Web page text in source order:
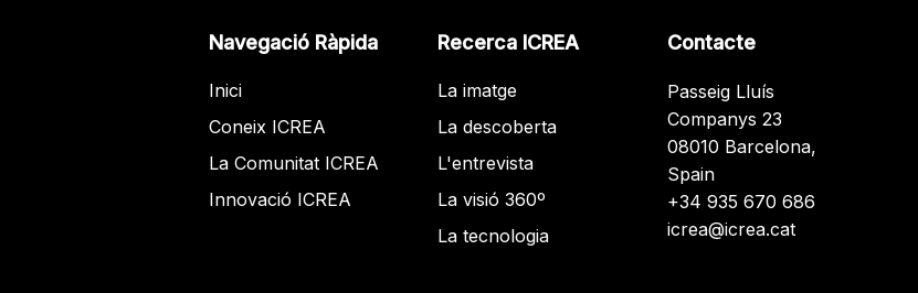
Navegació Ràpida
Inici
Coneix ICREA
La Comunitat ICREA
Innovació ICREA
Recerca ICREA
La imatge
La descoberta
L'entrevista
La visió 360º
La tecnologia
Contacte
Passeig Lluís
Companys 23
08010 Barcelona,
Spain
+34 935 670 686
icrea@icrea.cat